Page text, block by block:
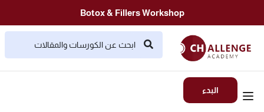
Botox & Fillers Workshop
البدء